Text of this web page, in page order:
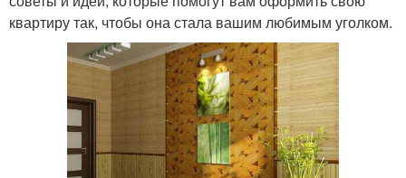
квартиру так, чтобы она стала вашим любимым уголком.